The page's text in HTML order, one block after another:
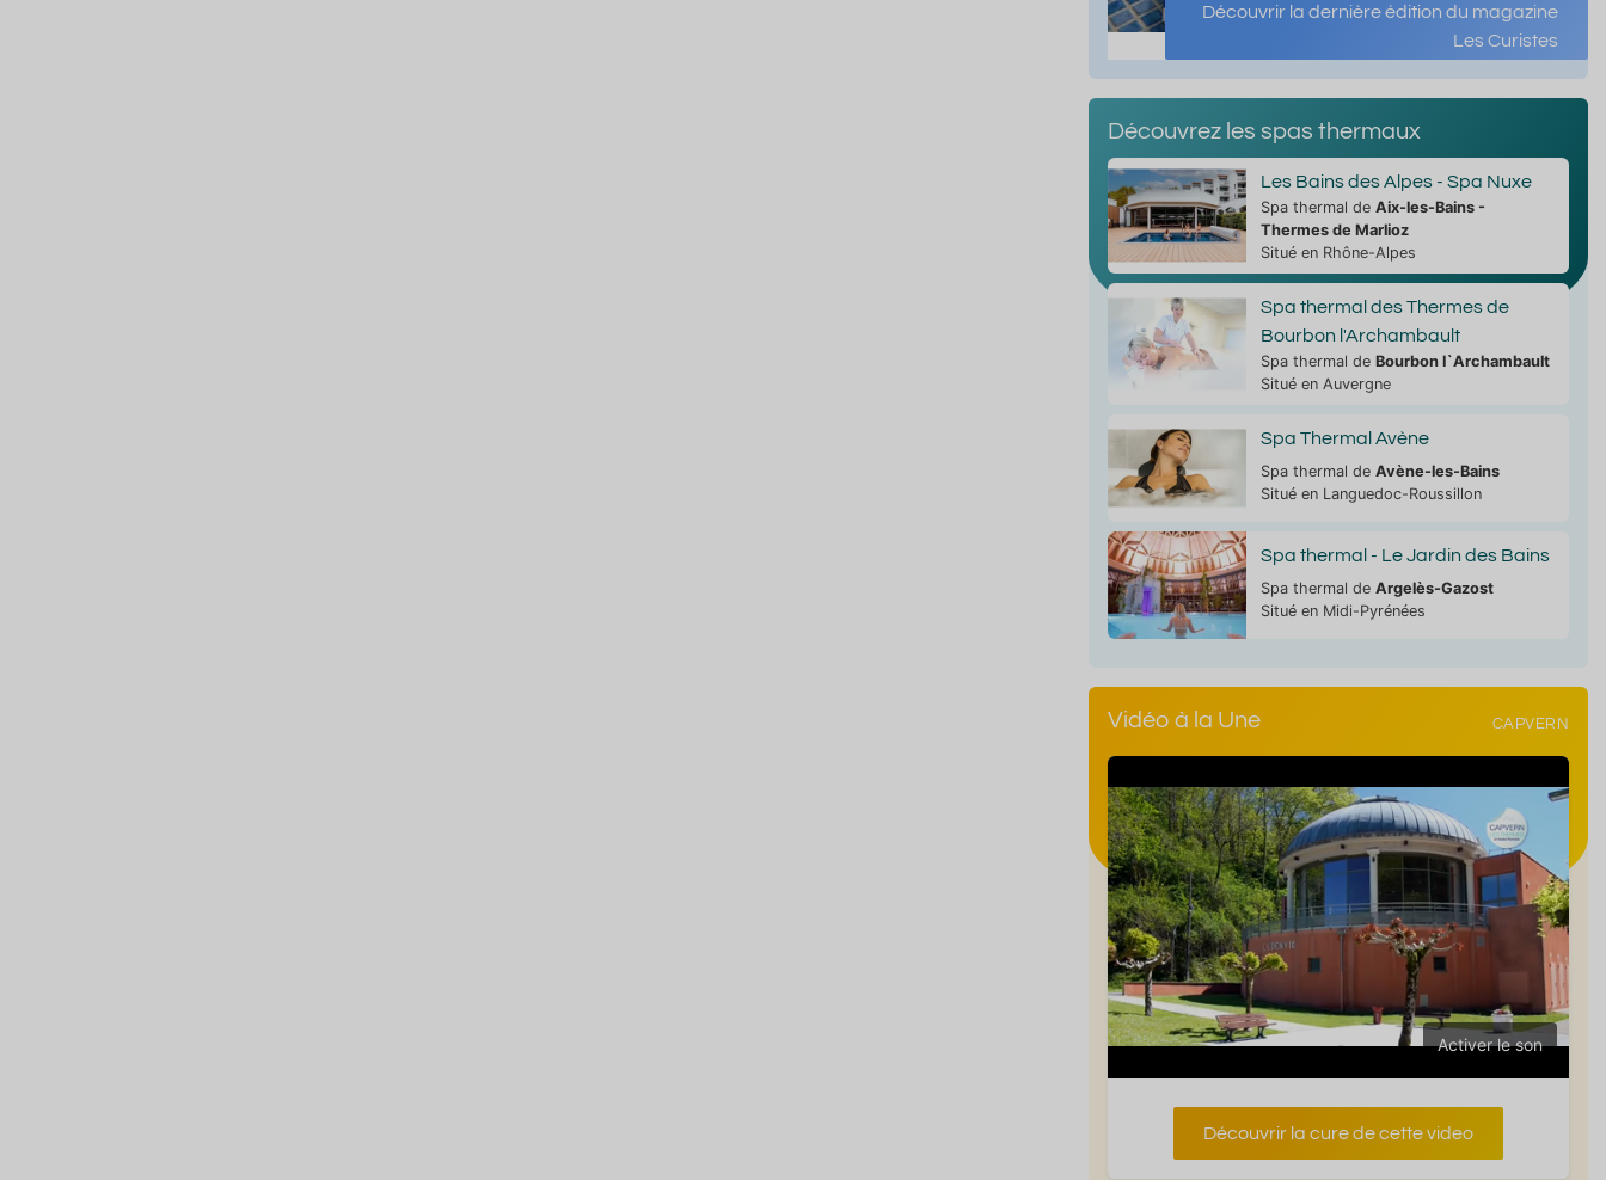
Découvrir la dernière édition du magazine
Les Curistes
Découvrez les spas thermaux
Les Bains des Alpes - Spa Nuxe
Spa thermal de Aix-les-Bains -
Thermes de Marlioz
Situé en Rhône-Alpes
Spa thermal des Thermes de
Bourbon l'Archambault
Spa thermal de Bourbon l`Archambault
Situé en Auvergne
Spa Thermal Avène
Spa thermal de Avène-les-Bains
Situé en Languedoc-Roussillon
Spa thermal - Le Jardin des Bains
Spa thermal de Argelès-Gazost
Situé en Midi-Pyrénées
Vidéo à la Une CAPVERN
Activer le son
Découvrir la cure de cette video